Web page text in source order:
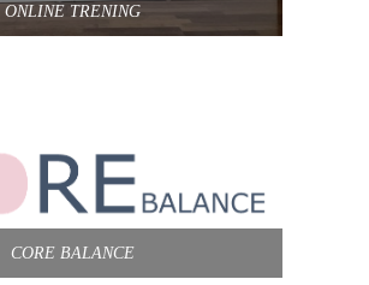
ONLINE TRENING
CORE BALANCE